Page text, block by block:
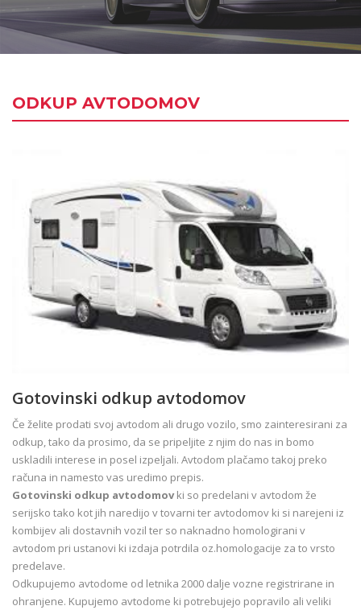
ODKUP AVTODOMOV
Gotovinski odkup avtodomov
Če želite prodati svoj avtodom ali drugo vozilo, smo zainteresirani za
odkup, tako da prosimo, da se pripeljite z njim do nas in bomo
uskladili interese in posel izpeljali. Avtodom plačamo takoj preko
računa in namesto vas uredimo prepis.
Gotovinski odkup avtodomovki so predelani v avtodom že
serijsko tako kot jih naredijo v tovarni ter avtodomov ki si narejeni iz
kombijev ali dostavnih vozil ter so naknadno homologirani v
avtodom pri ustanovi ki izdaja potrdila oz.homologacije za to vrsto
predelave.
Odkupujemo avtodome od letnika 2000 dalje vozne registrirane in
ohranjene. Kupujemo avtodome ki potrebujejo popravilo ali veliki